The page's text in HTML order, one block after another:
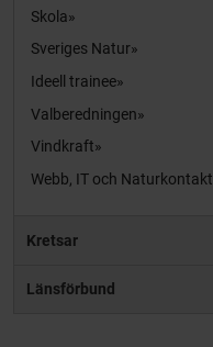
Skola
Sveriges Natur
Ideell trainee
Valberedningen
Vindkraft
Webb, IT och Naturkontakt
Kretsar
Länsförbund